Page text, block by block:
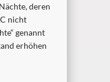
deren
nicht
genannt
erhöhen